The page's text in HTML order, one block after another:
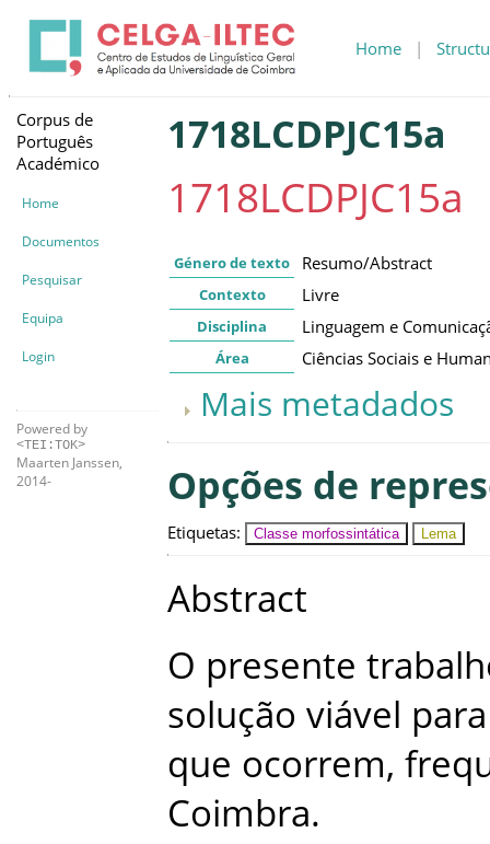
Home |
Corpus de
Português
Académico
Home
Documentos
Pesquisar
Equipa
Login
Powered by
<TEI:TOK>
Maarten Janssen,
2014-
1718LCDPJC15a
1718LCDPJC15a
Género de texto Resumo/Abstract
Contexto Livre
Disciplina Linguagem e
Área Ciências Sociais e
Mais metadados
Opções de
Etiquetas: Classe morfossintática Lema
Abstract
O presente
solução viável para
que ocorrem,
Coimbra.